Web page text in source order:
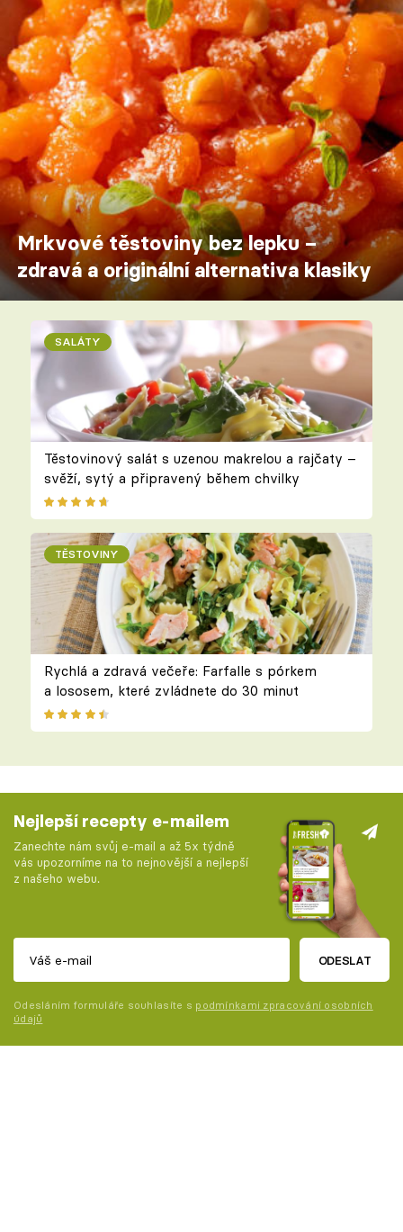
Mrkvové těstoviny bez lepku –
zdravá a originální alternativa klasiky
SALÁTY
Těstovinový salát s uzenou makrelou a rajčaty –
svěží, sytý a připravený během chvilky
TĚSTOVINY
Rychlá a zdravá večeře: Farfalle s pórkem
a lososem, které zvládnete do 30 minut
Nejlepší recepty e-mailem
Zanechte nám svůj e-mail a až 5x týdně
vás upozorníme na to nejnovější a nejlepší
z našeho webu.
ODESLAT
Odesláním formuláře souhlasíte s podmínkami zpracování osobních
údajů